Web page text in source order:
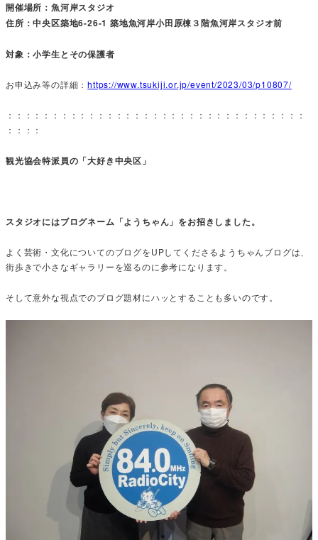
開催場所：魚河岸スタジオ
住所：中央区築地6-26-1 築地魚河岸小田原棟３階魚河岸スタジオ前
対象：小学生とその保護者
お申込み等の詳細：https://www.tsukiji.or.jp/event/2023/03/p10807/
：：：：：：：：：：：：：：：：：：：：：：：：：：：：：：：：：
：：：：
観光協会特派員の「大好き中央区」
スタジオにはブログネーム「ようちゃん」をお招きしました。
よく芸術・文化についてのブログをUPしてくださるようちゃんブログは、
街歩きで小さなギャラリーを巡るのに参考になります。
そして意外な視点でのブログ題材にハッとすることも多いのです。